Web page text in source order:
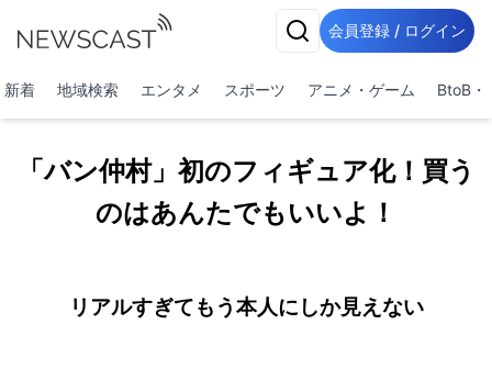
会員登録 / ログイン
新着 地域検索 エンタメ スポーツ アニメ・ゲーム BtoB・
「バン仲村」初のフィギュア化！買う
のはあんたでもいいよ！
リアルすぎてもう本人にしか見えない